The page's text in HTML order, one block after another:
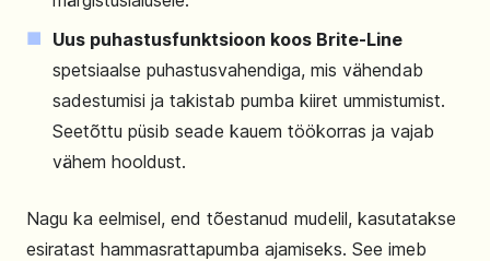
Uus puhastusfunktsioon koos Brite-Line
spetsiaalse puhastusvahendiga, mis vähendab
sadestumisi ja takistab pumba kiiret ummistumist.
Seetõttu püsib seade kauem töökorras ja vajab
vähem hooldust.
Nagu ka eelmisel, end tõestanud mudelil, kasutatakse
esiratast hammasrattapumba ajamiseks. See imeb